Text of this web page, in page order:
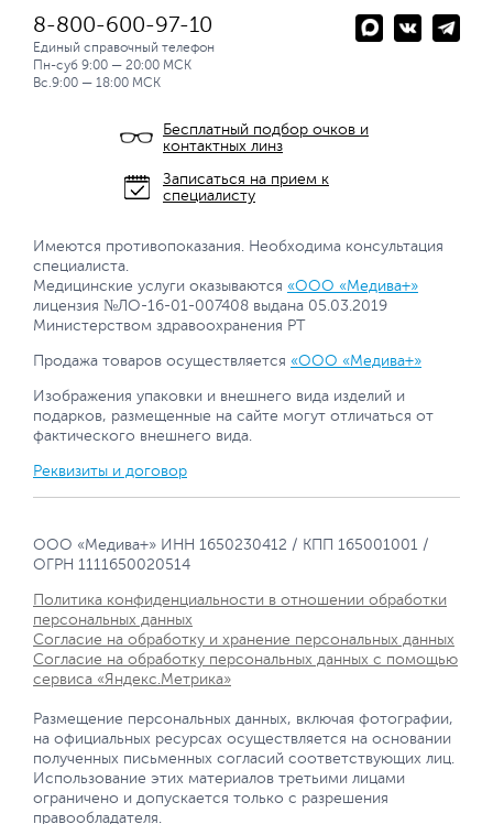
8-800-600-97-10
Единый справочный телефон
Пн-суб 9:00 — 20:00 МСК
Вс.9:00 — 18:00 МСК
Бесплатный подбор очков и
контактных линз
Записаться на прием к
специалисту
Имеются противопоказания. Необходима консультация
специалиста.
Медицинские услуги оказываются «ООО «Медива+»
лицензия №ЛО-16-01-007408 выдана 05.03.2019
Министерством здравоохранения РТ
Продажа товаров осуществляется «ООО «Медива+»
Изображения упаковки и внешнего вида изделий и
подарков, размещенные на сайте могут отличаться от
фактического внешнего вида.
Реквизиты и договор
ООО «Медива+» ИНН 1650230412 / КПП 165001001 /
ОГРН 1111650020514
Политика конфиденциальности в отношении обработки
персональных данных
Согласие на обработку и хранение персональных данных
Согласие на обработку персональных данных с помощью
сервиса «Яндекс.Метрика»
Размещение персональных данных, включая фотографии,
на официальных ресурсах осуществляется на основании
полученных письменных согласий соответствующих лиц.
Использование этих материалов третьими лицами
ограничено и допускается только с разрешения
правообладателя.